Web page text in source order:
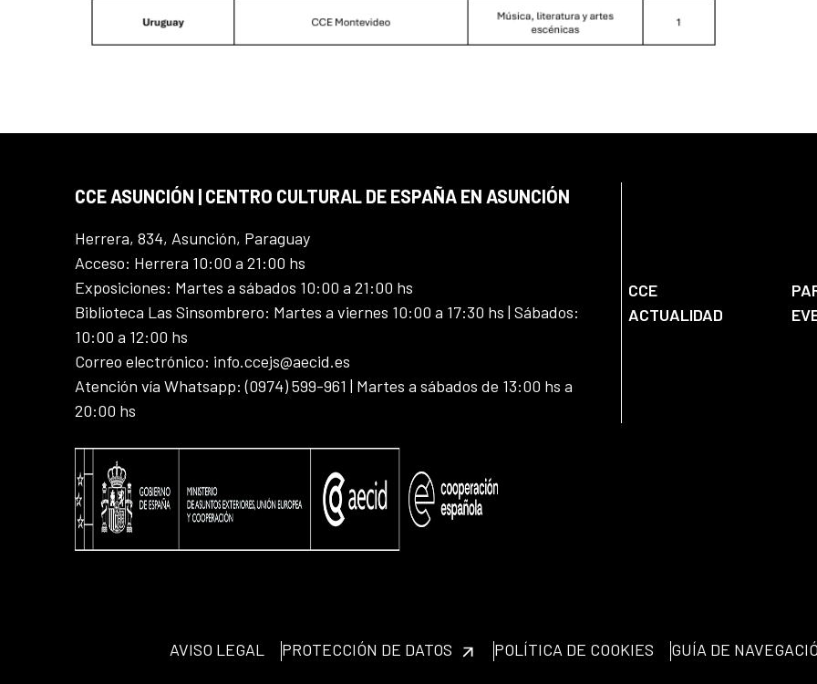
CCE ASUNCIÓN | CENTRO CULTURAL DE ESPAÑA EN ASUNCIÓN
Herrera, 834, Asunción, Paraguay
Acceso: Herrera 10:00 a 21:00 hs
Exposiciones: Martes a sábados 10:00 a 21:00 hs
Biblioteca Las Sinsombrero: Martes a viernes 10:00 a 17:30 hs | Sábados:
10:00 a 12:00 hs
Correo electrónico: info.ccejs@aecid.es
Atención vía Whatsapp: (0974) 599-961 | Martes a sábados de 13:00 hs a
20:00 hs
CCE
ACTUALIDAD
AVISO LEGAL PROTECCIÓN DE DATOS POLÍTICA DE COOKIES GUÍA DE